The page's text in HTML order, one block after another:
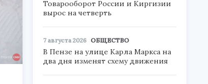
Товарооборот России и Киргизии
вырос на четверть
7 августа 2026 ОБЩЕСТВО
В Пензе на улице Карла Маркса на
два дня изменят схему движения